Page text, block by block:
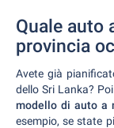
Quale auto
provincia
Avete già
dello Sri Lanka?
modello di auto a
esempio, se state